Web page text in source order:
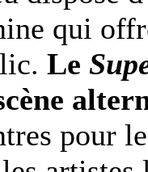
qui
Le
pour